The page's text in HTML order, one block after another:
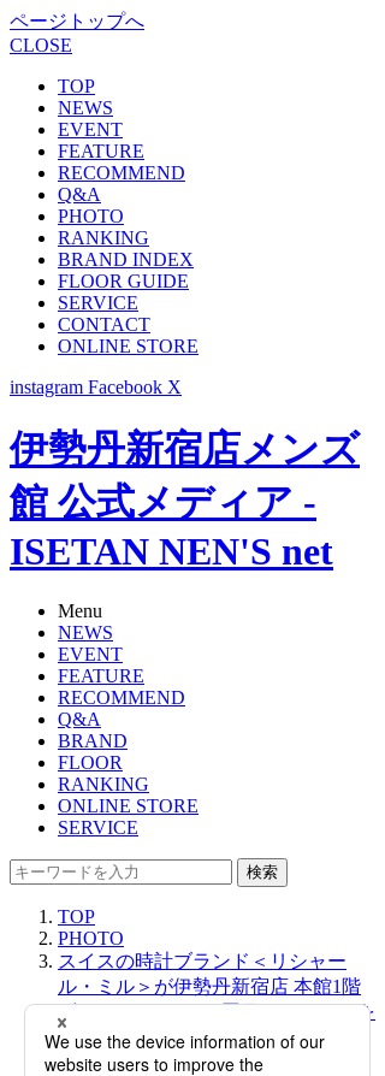
ページトップへ
CLOSE
TOP
NEWS
EVENT
FEATURE
RECOMMEND
Q&A
PHOTO
RANKING
BRAND INDEX
FLOOR GUIDE
SERVICE
CONTACT
ONLINE STORE
instagram Facebook X
伊勢丹新宿店メンズ
館 公式メディア -
ISETAN NEN'S net
Menu
NEWS
EVENT
FEATURE
RECOMMEND
Q&A
BRAND
FLOOR
RANKING
ONLINE STORE
SERVICE
検索
TOP
PHOTO
スイスの時計ブランド＜リシャー
ル・ミル＞が伊勢丹新宿店 本館1階
ザ・ステージにて2回目のイベントを
開催！